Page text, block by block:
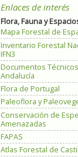
Enlaces de interés
Flora, Fauna y
Mapa Forestal de
Inventario Forestal
IFN3
Documentos
Andalucía
Flora de Portugal
Paleoflora y
Conservación de
Amenazadas
FAPAS
Atlas Forestal de